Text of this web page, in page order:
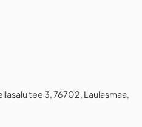
tee 3, 76702, Laulasmaa,